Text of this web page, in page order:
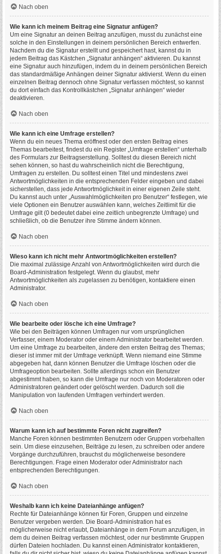
Nach oben
Wie kann ich meinem Beitrag eine Signatur anfügen?
Um eine Signatur an deinen Beitrag anzufügen, musst du zunächst eine
solche in den Einstellungen in deinem persönlichen Bereich entwerfen.
Nachdem du die Signatur erstellt und gespeichert hast, kannst du in
jedem Beitrag das Kästchen „Signatur anhängen“ aktivieren. Du kannst
eine Signatur auch hinzufügen, indem du in deinem persönlichen Bereich
das standardmäßige Anhängen deiner Signatur aktivierst. Wenn du einen
einzelnen Beitrag dennoch ohne Signatur verfassen möchtest, so kannst
du dort einfach das Kontrollkästchen „Signatur anhängen“ wieder
deaktivieren.
Nach oben
Wie kann ich eine Umfrage erstellen?
Wenn du ein neues Thema eröffnest oder den ersten Beitrag eines
Themas bearbeitest, findest du ein Register „Umfrage erstellen“ unterhalb
des Formulars zur Beitragserstellung. Solltest du diesen Bereich nicht
sehen können, so hast du wahrscheinlich nicht die Berechtigung,
Umfragen zu erstellen. Du solltest einen Titel und mindestens zwei
Antwortmöglichkeiten in die entsprechenden Felder eingeben und dabei
sicherstellen, dass jede Antwortmöglichkeit in einer eigenen Zeile steht.
Du kannst auch unter „Auswahlmöglichkeiten pro Benutzer“ festlegen, wie
viele Optionen ein Benutzer auswählen kann, welches Zeitlimit für die
Umfrage gilt (0 bedeutet dabei eine zeitlich unbegrenzte Umfrage) und
schließlich, ob die Benutzer ihre Stimme ändern können.
Nach oben
Wieso kann ich nicht mehr Antwortmöglichkeiten erstellen?
Die maximal zulässige Anzahl von Antwortmöglichkeiten wird durch die
Board-Administration festgelegt. Wenn du glaubst, mehr
Antwortmöglichkeiten als zugelassen zu benötigen, kontaktiere einen
Administrator.
Nach oben
Wie bearbeite oder lösche ich eine Umfrage?
Wie bei den Beiträgen können Umfragen nur vom ursprünglichen
Verfasser, einem Moderator oder einem Administrator bearbeitet werden.
Um eine Umfrage zu bearbeiten, ändere den ersten Beitrag des Themas;
dieser ist immer mit der Umfrage verknüpft. Wenn niemand eine Stimme
abgegeben hat, dann können Benutzer die Umfrage löschen oder die
Umfrageoption bearbeiten. Sollte allerdings schon ein Benutzer
abgestimmt haben, so kann die Umfrage nur noch von Moderatoren oder
Administratoren geändert oder gelöscht werden. Dadurch soll die
Manipulation von laufenden Umfragen verhindert werden.
Nach oben
Warum kann ich auf bestimmte Foren nicht zugreifen?
Manche Foren können bestimmten Benutzern oder Gruppen vorbehalten
sein. Um diese einzusehen, Beiträge zu lesen, zu schreiben oder andere
Vorgänge durchzuführen, brauchst du möglicherweise besondere
Berechtigungen. Frage einen Moderator oder Administrator nach
entsprechenden Berechtigungen.
Nach oben
Weshalb kann ich keine Dateianhänge anfügen?
Rechte für Dateianhänge können für Foren, Gruppen und einzelne
Benutzer vergeben werden. Die Board-Administration hat es
möglicherweise nicht erlaubt, Dateianhänge in dem Forum anzufügen, in
dem du deinen Beitrag verfassen möchtest, oder nur bestimmte Gruppen
dürfen Dateien hochladen. Du kannst einen Administrator kontaktieren,